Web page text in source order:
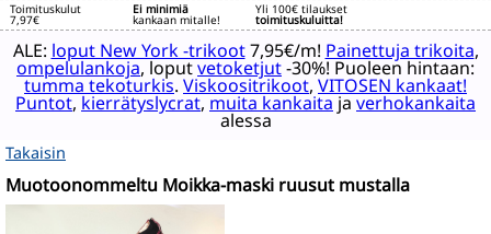
Toimituskulut
7,97€
Ei minimiä
kankaan mitalle!
Yli 100€ tilaukset
toimituskuluitta!
ALE: loput New York -trikoot7,95€/m! Painettuja trikoita,
ompelulankoja, loputvetoketjut-30%! Puoleen hintaan:
tumma tekoturkis. Viskoositrikoot, VITOSEN kankaat!
Puntot,kierrätyslycrat,muita kankaitajaverhokankaita
alessa
Takaisin
Muotoonommeltu Moikka-maski ruusut mustalla